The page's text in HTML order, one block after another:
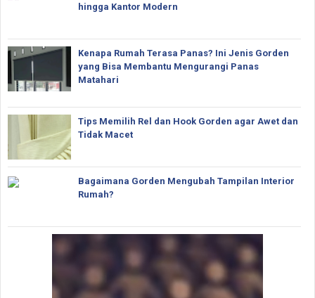
hingga Kantor Modern
Kenapa Rumah Terasa Panas? Ini Jenis Gorden
yang Bisa Membantu Mengurangi Panas
Matahari
Tips Memilih Rel dan Hook Gorden agar Awet dan
Tidak Macet
Bagaimana Gorden Mengubah Tampilan Interior
Rumah?